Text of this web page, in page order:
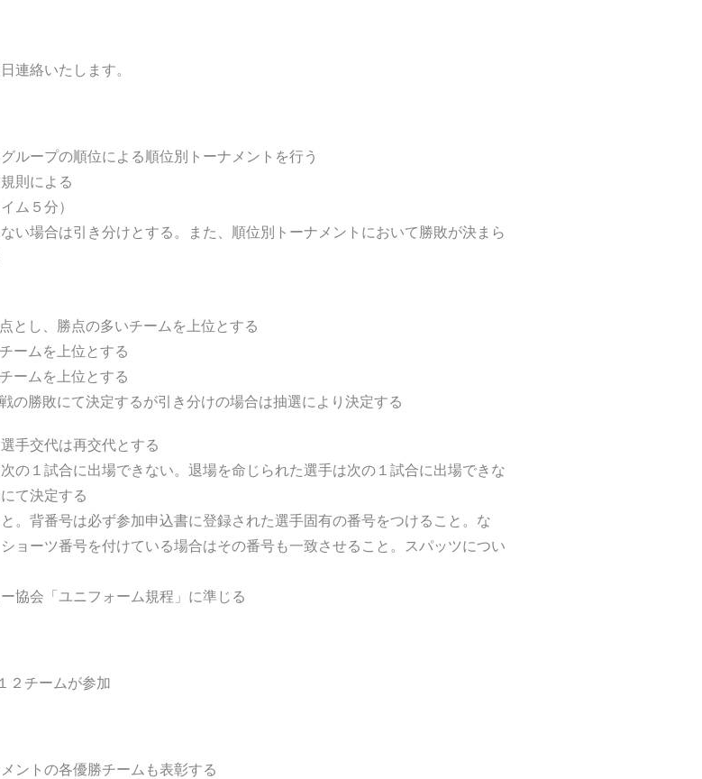
連絡いたします。
ープの順位による順位別トーナメントを行う
則による
ム５分）
い場合は引き分けとする。また、順位別トーナメントにおいて勝敗が決まら
とし、勝点の多いチームを上位とする
ームを上位とする
ームを上位とする
の勝敗にて決定するが引き分けの場合は抽選により決定する
手交代は再交代とする
の１試合に出場できない。退場を命じられた選手は次の１試合に出場できな
て決定する
。背番号は必ず参加申込書に登録された選手固有の番号をつけること。な
ョーツ番号を付けている場合はその番号も一致させること。スパッツについ
協会「ユニフォーム規程」に準じる
２チームが参加
ントの各優勝チームも表彰する